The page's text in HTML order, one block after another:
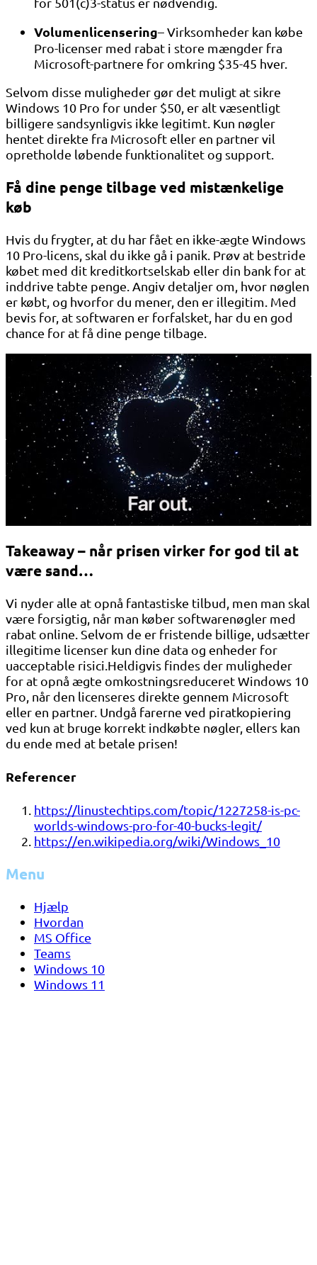
Volumenlicensering– Virksomheder kan købe
Pro-licenser med rabat i store mængder fra
Microsoft-partnere for omkring $35-45 hver.
Selvom disse muligheder gør det muligt at sikre
Windows 10 Pro for under $50, er alt væsentligt
billigere sandsynligvis ikke legitimt. Kun nøgler
hentet direkte fra Microsoft eller en partner vil
opretholde løbende funktionalitet og support.
Få dine penge tilbage ved mistænkelige
køb
Hvis du frygter, at du har fået en ikke-ægte Windows
10 Pro-licens, skal du ikke gå i panik. Prøv at bestride
købet med dit kreditkortselskab eller din bank for at
inddrive tabte penge. Angiv detaljer om, hvor nøglen
er købt, og hvorfor du mener, den er illegitim. Med
bevis for, at softwaren er forfalsket, har du en god
chance for at få dine penge tilbage.
Takeaway – når prisen virker for god til at
være sand…
Vi nyder alle at opnå fantastiske tilbud, men man skal
være forsigtig, når man køber softwarenøgler med
rabat online. Selvom de er fristende billige, udsætter
illegitime licenser kun dine data og enheder for
uacceptable risici.Heldigvis findes der muligheder
for at opnå ægte omkostningsreduceret Windows 10
Pro, når den licenseres direkte gennem Microsoft
eller en partner. Undgå farerne ved piratkopiering
ved kun at bruge korrekt indkøbte nøgler, ellers kan
du ende med at betale prisen!
Referencer
https://linustechtips.com/topic/1227258-is-pc-
worlds-windows-pro-for-40-bucks-legit/
https://en.wikipedia.org/wiki/Windows_10
Menu
Hjælp
Hvordan
MS Office
Teams
Windows 10
Windows 11